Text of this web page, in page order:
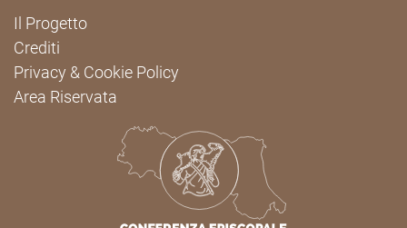
Il Progetto
Crediti
Privacy & Cookie Policy
Area Riservata